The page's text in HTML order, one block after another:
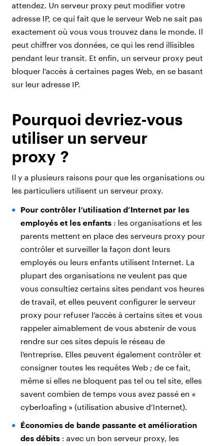
attendez. Un serveur proxy peut modifier votre
adresse IP, ce qui fait que le serveur Web ne sait pas
exactement où vous vous trouvez dans le monde. Il
peut chiffrer vos données, ce qui les rend illisibles
pendant leur transit. Et enfin, un serveur proxy peut
bloquer l’accès à certaines pages Web, en se basant
sur leur adresse IP.
Pourquoi devriez-vous
utiliser un serveur
proxy ?
Il y a plusieurs raisons pour que les organisations ou
les particuliers utilisent un serveur proxy.
Pour contrôler l’utilisation d’Internet par les
employés et les enfants: les organisations et les
parents mettent en place des serveurs proxy pour
contrôler et surveiller la façon dont leurs
employés ou leurs enfants utilisent Internet. La
plupart des organisations ne veulent pas que
vous consultiez certains sites pendant vos heures
de travail, et elles peuvent configurer le serveur
proxy pour refuser l’accès à certains sites et vous
rappeler aimablement de vous abstenir de vous
rendre sur ces sites depuis le réseau de
l’entreprise. Elles peuvent également contrôler et
consigner toutes les requêtes Web ; de ce fait,
même si elles ne bloquent pas tel ou tel site, elles
savent combien de temps vous avez passé en «
cyberloafing » (utilisation abusive d’Internet).
Économies de bande passante et amélioration
des débits : avec un bon serveur proxy, les